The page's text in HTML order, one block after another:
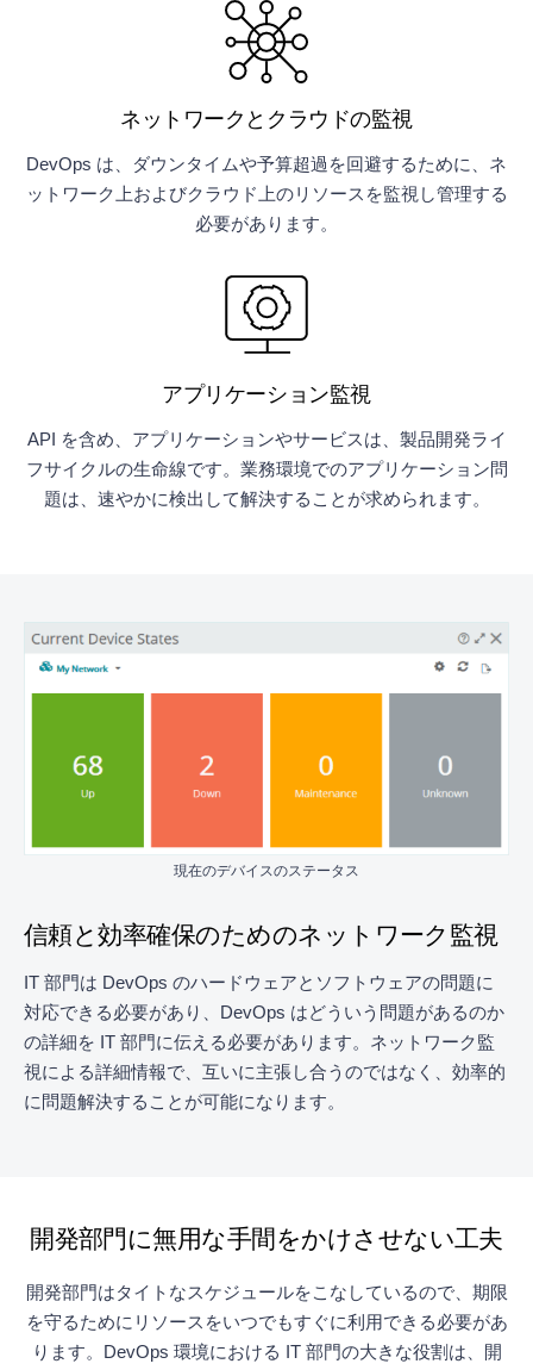
ネットワークとクラウドの監視
DevOps は、ダウンタイムや予算超過を回避するために、ネ
ットワーク上およびクラウド上のリソースを監視し管理する
必要があります。
アプリケーション監視
API を含め、アプリケーションやサービスは、製品開発ライ
フサイクルの生命線です。業務環境でのアプリケーション問
題は、速やかに検出して解決することが求められます。
現在のデバイスのステータス
信頼と効率確保のためのネットワーク監視
IT 部門は DevOps のハードウェアとソフトウェアの問題に
対応できる必要があり、DevOps はどういう問題があるのか
の詳細を IT 部門に伝える必要があります。ネットワーク監
視による詳細情報で、互いに主張し合うのではなく、効率的
に問題解決することが可能になります。
開発部門に無用な手間をかけさせない工夫
開発部門はタイトなスケジュールをこなしているので、期限
を守るためにリソースをいつでもすぐに利用できる必要があ
ります。DevOps 環境における IT 部門の大きな役割は、開